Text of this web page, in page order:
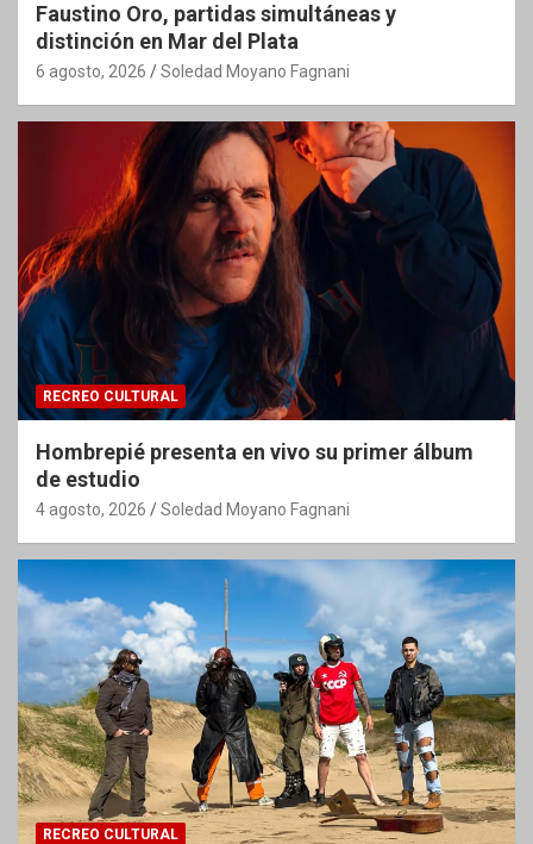
Faustino Oro, partidas simultáneas y
distinción en Mar del Plata
6 agosto, 2026 Soledad Moyano Fagnani
RECREO CULTURAL
Hombrepié presenta en vivo su primer álbum
de estudio
4 agosto, 2026 Soledad Moyano Fagnani
RECREO CULTURAL